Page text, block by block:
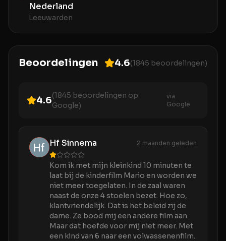
Nederland
Leeuwarden
Beoordelingen 4.6(1845 beoordelingen)
4.6(1845 beoordelingen op
Google)
via
Google
Hf Sinnema 2 maanden geleden
Kom ik met mijn kleinkind 10 minuten te
laat bij de kinderfilm Mario en worden we
niet meer toegelaten. In de zaal waren
naast de onze 4 stoelen bezet. Hoe zo,
klantvriendelijk. Dat is het beleid zij de
dame. Ze bood mij een andere film aan.
Maar dat hoefde voor mij niet meer. Met
een kind van 6 naar een volwassenenfilm.